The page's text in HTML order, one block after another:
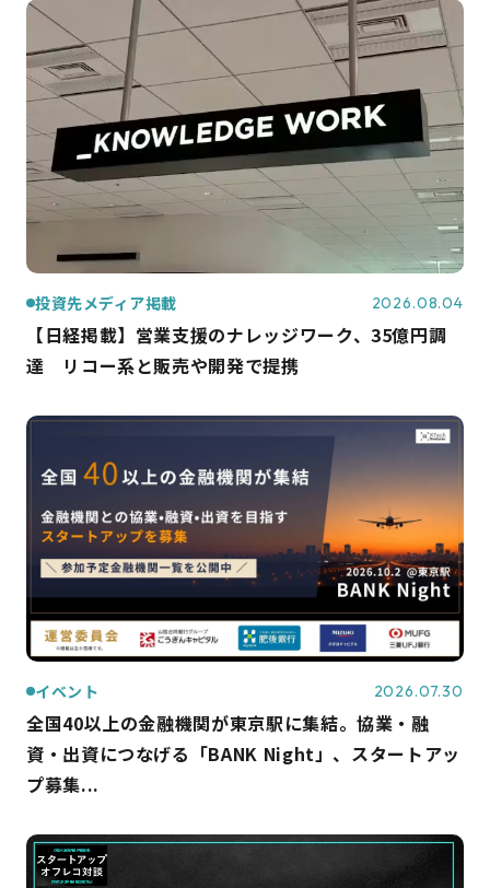
投資先メディア掲載 2026.08.04
【日経掲載】営業支援のナレッジワーク、35億円調
達 リコー系と販売や開発で提携
イベント 2026.07.30
全国40以上の金融機関が東京駅に集結。協業・融
資・出資につなげる「BANK Night」、スタートアッ
プ募集...